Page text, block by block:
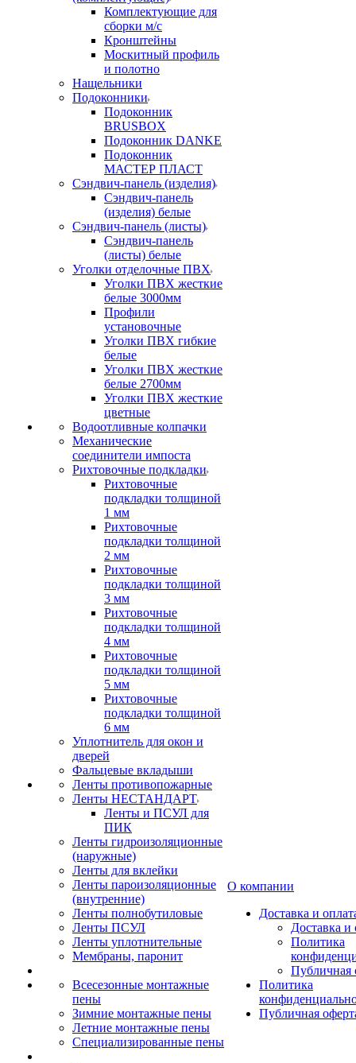
Комплектующие для
сборки м/с
Кронштейны
Москитный профиль
и полотно
Нащельники
Подоконники
Подоконник
BRUSBOX
Подоконник DANKE
Подоконник
МАСТЕР ПЛАСТ
Сэндвич-панель (изделия)
Сэндвич-панель
(изделия) белые
Сэндвич-панель (листы)
Сэндвич-панель
(листы) белые
Уголки отделочные ПВХ
Уголки ПВХ жесткие
белые 3000мм
Профили
установочные
Уголки ПВХ гибкие
белые
Уголки ПВХ жесткие
белые 2700мм
Уголки ПВХ жесткие
цветные
Водоотливные колпачки
Механические
соединители импоста
Рихтовочные подкладки
Рихтовочные
подкладки толщиной
1 мм
Рихтовочные
подкладки толщиной
2 мм
Рихтовочные
подкладки толщиной
3 мм
Рихтовочные
подкладки толщиной
4 мм
Рихтовочные
подкладки толщиной
5 мм
Рихтовочные
подкладки толщиной
6 мм
Уплотнитель для окон и
дверей
Фальцевые вкладыши
Ленты противопожарные
Ленты НЕСТАНДАРТ
Ленты и ПСУЛ для
ПИК
Ленты гидроизоляционные
(наружные)
Ленты для вклейки
Ленты пароизоляционные
(внутренние)
Ленты полнобутиловые
Ленты ПСУЛ
Ленты уплотнительные
Мембраны, паронит
Всесезонные монтажные
пены
Зимние монтажные пены
Летние монтажные пены
Специализированные пены
О компании
Доставка и
Доставка и
Политика
Публичная
Политика
Публичная